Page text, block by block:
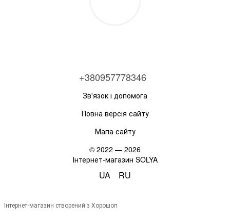
+380957778346
Зв'язок і допомога
Повна версія сайту
Мапа сайту
© 2022 — 2026
Інтернет-магазин SOLYA
UA RU
Інтернет-магазин створений з Хорошоп